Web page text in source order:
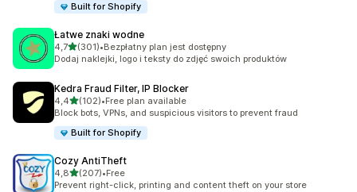
Built for Shopify
Łatwe znaki wodne
4,7na 5 gwiazdek
(301)
Łączna liczba recenzji: 301
•Bezpłatny plan jest dostępny
Dodaj naklejki, logo i teksty do zdjęć swoich produktów
Kedra Fraud Filter, IP Blocker
4,4na 5 gwiazdek
(102)
Łączna liczba recenzji: 102
•Free plan available
Block bots, VPNs, and suspicious visitors to prevent fraud
Built for Shopify
Cozy AntiTheft
4,8na 5 gwiazdek
(207)
Łączna liczba recenzji: 207
•Free
Prevent right-click, printing and content theft on your store